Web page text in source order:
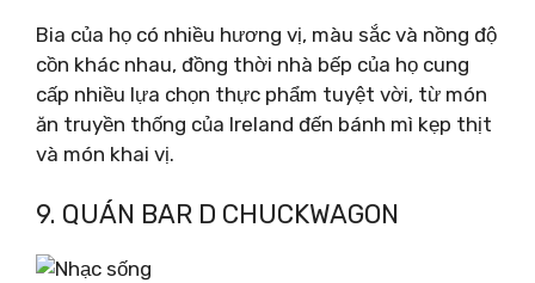
Bia của họ có nhiều hương vị, màu sắc và nồng độ
cồn khác nhau, đồng thời nhà bếp của họ cung
cấp nhiều lựa chọn thực phẩm tuyệt vời, từ món
ăn truyền thống của Ireland đến bánh mì kẹp thịt
và món khai vị.
9. QUÁN BAR D CHUCKWAGON